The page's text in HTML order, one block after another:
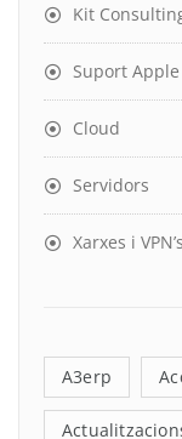
Kit
Suport Apple
Cloud
Servidors
Xarxes i VPN’s
A3erp